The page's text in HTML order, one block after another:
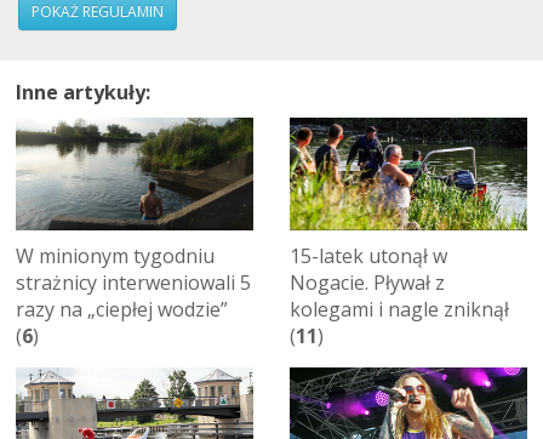
POKAŻ REGULAMIN
Inne artykuły:
W minionym tygodniu
strażnicy interweniowali 5
razy na „ciepłej wodzie”
(6)
15-latek utonął w
Nogacie. Pływał z
kolegami i nagle zniknął
(11)